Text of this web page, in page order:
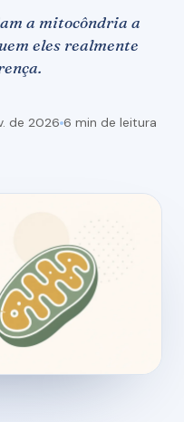
a mitocôndria a
eles realmente
de 2026 6 min de leitura